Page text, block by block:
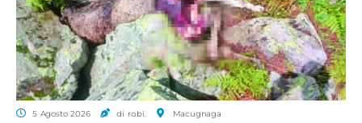
5 Agosto 2026 di ro.bi. Macugnaga